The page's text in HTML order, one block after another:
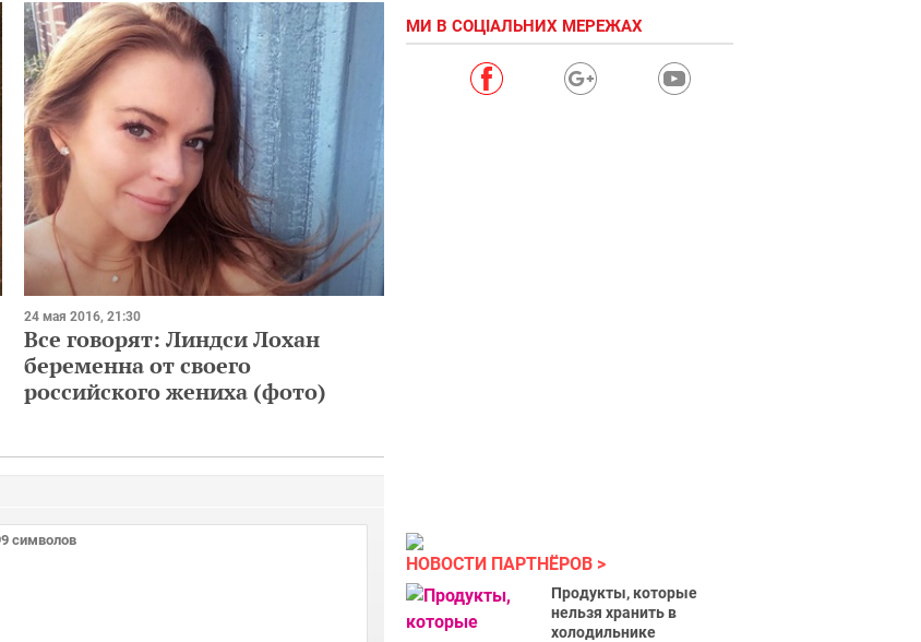
24 мая 2016, 21:30
Все говорят: Линдси Лохан
беременна от своего
российского жениха (фото)
МИ В СОЦІАЛЬНИХ МЕРЕЖАХ
НОВОСТИ ПАРТНЁРОВ
Продукты, которые
нельзя хранить в
холодильнике